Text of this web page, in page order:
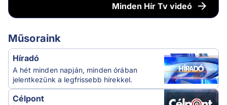
Minden Hír Tv videó
Műsoraink
Híradó
A hét minden napján, minden órában
jelentkezünk a legfrissebb hírekkel.
Célpont